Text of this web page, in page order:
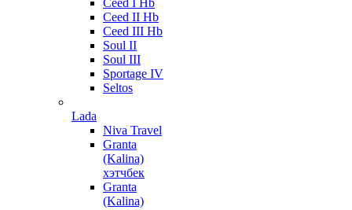
Ceed I Hb
Ceed II Hb
Ceed III Hb
Soul II
Soul III
Sportage IV
Seltos
Lada
Niva Travel
Granta
(Kalina)
хэтчбек
Granta
(Kalina)